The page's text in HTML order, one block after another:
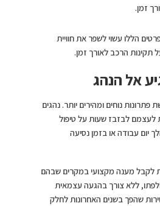
זמן.
הללו עשוי לשפר את חוויית
תקינות הרכב לאורך זמן.
אל הנהג
נוחים ומהירים יותר. נהגים
לעצמם לבזבז שעות על טיפול
יום עבודה או בזמן נסיעה
לקבל מענה מקצועי במקרים שבהם
ללא צורך בהגעה עצמאית
שהפך בשנים האחרונות לחלק